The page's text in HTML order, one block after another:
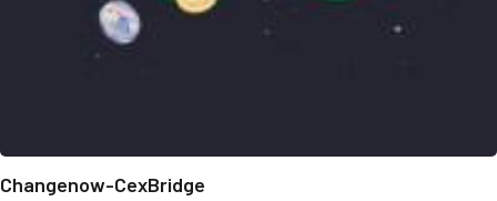
Changenow-CexBridge